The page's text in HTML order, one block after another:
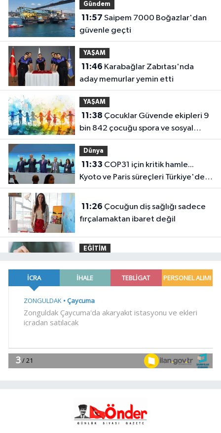
Gündem
11:57
güvenle geçti
YAŞAM
11:46
aday memurlar yemin etti
YAŞAM
11:38
bin 842 çocuğu spora ve sosyal
faaliyetlere yönlendirdi
Dünya
11:33
Kyoto ve Paris süreçleri Türkiye'de
yönetilecek
11:26
fırçalamaktan ibaret değil
EĞİTİM
kalan gençlere bilimsel yol haritası...
Halen kararsızsanız bu testi çözün!
11:14
11:04
ustaları direniyor... Çekiç sesleriyle